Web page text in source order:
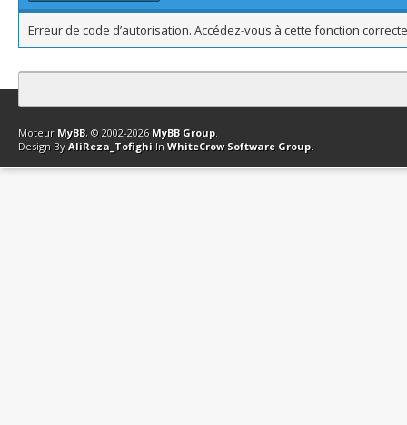
Erreur de code d’autorisation. Accédez-vous à cette fonction
Contact Club Affiliation Retourner en haut Version bas-débit
Moteur MyBB, © 2002-2026 MyBB Group.
Design By AliReza_Tofighi In WhiteCrow Software Group.